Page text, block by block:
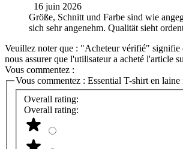
16 juin 2026
Größe, Schnitt und Farbe sind wie
sich sehr angenehm. Qualität sieht
Veuillez noter que : "Acheteur vérifié" signifie
nous assurer que l'utilisateur a acheté l'article
Vous commentez :
Vous commentez : Essential T-shirt en laine
Overall rating:
Overall rating: